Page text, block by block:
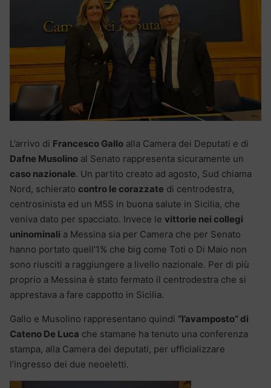
L’arrivo di Francesco Gallo alla Camera dei Deputati e di
Dafne Musolino al Senato rappresenta sicuramente un
caso nazionale. Un partito creato ad agosto, Sud chiama
Nord, schierato contro le corazzate di centrodestra,
centrosinista ed un M5S in buona salute in Sicilia, che
veniva dato per spacciato. Invece le vittorie nei collegi
uninominali a Messina sia per Camera che per Senato
hanno portato quell’1% che big come Toti o Di Maio non
sono riusciti a raggiungere a livello nazionale. Per di più
proprio a Messina è stato fermato il centrodestra che si
apprestava a fare cappotto in Sicilia.
Gallo e Musolino rappresentano quindi “l’avamposto” di
Cateno De Luca che stamane ha tenuto una conferenza
stampa, alla Camera dei deputati, per ufficializzare
l’ingresso dei due neoeletti.